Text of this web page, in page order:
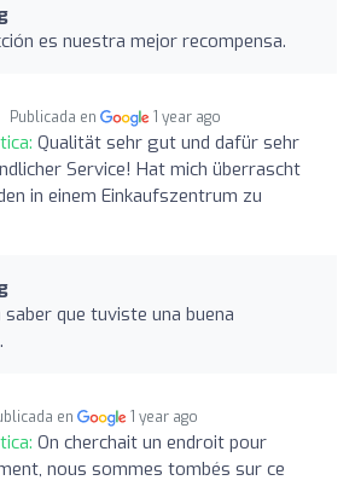
es nuestra mejor recompensa.
Publicada en 1 year ago
Qualität sehr gut und dafür sehr
Service! Hat mich überrascht
in einem Einkaufszentrum zu
que tuviste una buena
en 1 year ago
On cherchait un endroit pour
nous sommes tombés sur ce